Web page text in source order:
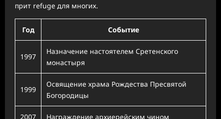
прит refuge для многих.
Год Событие
1997
Назначение настоятелем Сретенского
монастыря
1999
Освящение храма Рождества Пресвятой
Богородицы
2007 Награждение архиерейским чином